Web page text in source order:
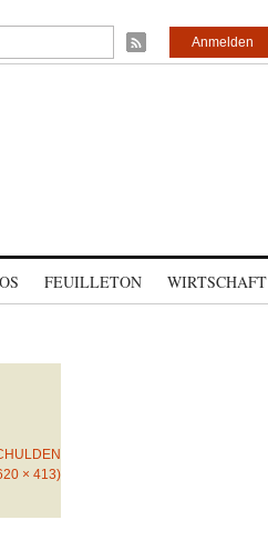
Anmelden
FEUILLETON WIRTSCHAFT
× 413)